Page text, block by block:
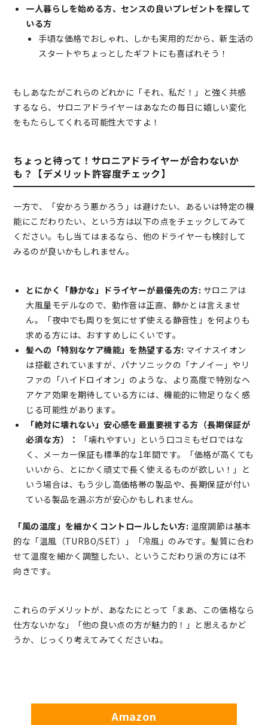
一人暮らしを始める方、センスの良いプレゼントを探して
いる方
手頃な価格でおしゃれ、しかも実用的だから、新生活の
スタートやちょっとしたギフトにも喜ばれそう！
もしあなたがこれらのどれかに「それ、私だ！」と強く共感
するなら、サロニアドライヤーはあなたの毎日に嬉しい変化
をもたらしてくれる可能性大ですよ！
ちょっと待って！サロニアドライヤーが合わないか
も？【デメリット許容度チェック】
一方で、「安かろう悪かろう」は避けたい、あるいは特定の機
能にこだわりたい、という方は以下の点をチェックしてみて
ください。もし当てはまるなら、他のドライヤーも検討して
みるのが良いかもしれません。
とにかく「静かな」ドライヤーが最優先の方: サロニアは
大風量モデルなので、動作音は正直、静かとは言えませ
ん。「夜中でも周りを気にせず使える静音性」を何よりも
求める方には、おすすめしにくいです。
髪への「特別なケア機能」を熱望する方: マイナスイオン
は搭載されていますが、パナソニックの「ナノイー」やリ
ファの「ハイドロイオン」のような、より高度で特別なヘ
アケア効果を期待している方には、機能的に物足りなく感
じる可能性があります。
「絶対に壊れない」安心感を最重要視する方（長期保証が
必須な方）：
「壊れやすい」という口コミもゼロではな
く、メーカー保証も標準的な1年間です。「価格が高くても
いいから、とにかく頑丈で長く使えるものが欲しい！」と
いう場合は、もう少し高価格帯の製品や、長期保証が付い
ている製品を選ぶ方が安心かもしれません。
「風の温度」を細かくコントロールしたい方: 温度調節は基本
的な「温風（TURBO/SET）」「冷風」のみです。髪質に合わ
せて温度を細かく調整したい、というこだわり派の方には不
向きです。
これらのデメリットが、あなたにとって「まあ、この価格なら
仕方ないかな」「他の良い点の方が魅力的！」と思えるかど
うか、じっくり考えてみてくださいね。
Amazon